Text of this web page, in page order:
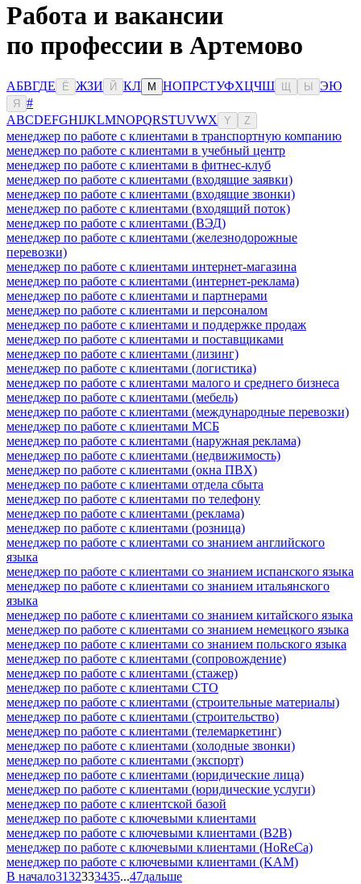
Работа и вакансии
по профессии в Артемово
АБВГДЕ Ё ЖЗИ Й КЛ М НОПРСТУФХЦЧШ Ы ЭЮ
Я
#
ABCDEFGHIJKLMNOPQRSTUVWX Y Z
менеджер по работе с клиентами в транспортную компанию
менеджер по работе с клиентами в учебный центр
менеджер по работе с клиентами в фитнес-клуб
менеджер по работе с клиентами (входящие заявки)
менеджер по работе с клиентами (входящие звонки)
менеджер по работе с клиентами (входящий поток)
менеджер по работе с клиентами (ВЭД)
менеджер по работе с клиентами (железнодорожные
перевозки)
менеджер по работе с клиентами интернет-магазина
менеджер по работе с клиентами (интернет-реклама)
менеджер по работе с клиентами и партнерами
менеджер по работе с клиентами и персоналом
менеджер по работе с клиентами и поддержке продаж
менеджер по работе с клиентами и поставщиками
менеджер по работе с клиентами (лизинг)
менеджер по работе с клиентами (логистика)
менеджер по работе с клиентами малого и среднего бизнеса
менеджер по работе с клиентами (мебель)
менеджер по работе с клиентами (международные перевозки)
менеджер по работе с клиентами МСБ
менеджер по работе с клиентами (наружная реклама)
менеджер по работе с клиентами (недвижимость)
менеджер по работе с клиентами (окна ПВХ)
менеджер по работе с клиентами отдела сбыта
менеджер по работе с клиентами по телефону
менеджер по работе с клиентами (реклама)
менеджер по работе с клиентами (розница)
менеджер по работе с клиентами со знанием английского
языка
менеджер по работе с клиентами со знанием испанского языка
менеджер по работе с клиентами со знанием итальянского
языка
менеджер по работе с клиентами со знанием китайского языка
менеджер по работе с клиентами со знанием немецкого языка
менеджер по работе с клиентами со знанием польского языка
менеджер по работе с клиентами (сопровождение)
менеджер по работе с клиентами (стажер)
менеджер по работе с клиентами СТО
менеджер по работе с клиентами (строительные материалы)
менеджер по работе с клиентами (строительство)
менеджер по работе с клиентами (телемаркетинг)
менеджер по работе с клиентами (холодные звонки)
менеджер по работе с клиентами (экспорт)
менеджер по работе с клиентами (юридические лица)
менеджер по работе с клиентами (юридические услуги)
менеджер по работе с клиентской базой
менеджер по работе с ключевыми клиентами
менеджер по работе с ключевыми клиентами (B2B)
менеджер по работе с ключевыми клиентами (HoReCa)
менеджер по работе с ключевыми клиентами (KAM)
В начало3132333435...47дальше